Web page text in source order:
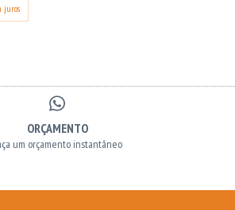
juros
ORÇAMENTO
um orçamento instantâneo